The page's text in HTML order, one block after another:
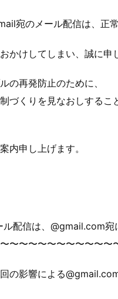
宛のメール配信は、正
かけしてしまい、誠に申
の再発防止のために、
づくりを見なおしするこ
内申し上げます。
信は、@gmail.com宛
〜〜〜〜〜〜〜〜〜〜
影響による